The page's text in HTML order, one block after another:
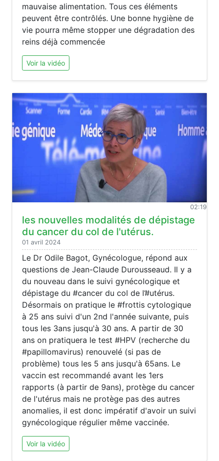
mauvaise alimentation. Tous ces éléments
peuvent être contrôlés. Une bonne hygiène de
vie pourra même stopper une dégradation des
reins déjà commencée
Voir la vidéo
02:19
les nouvelles modalités de dépistage
du cancer du col de l'utérus.
01 avril 2024
Le Dr Odile Bagot, Gynécologue, répond aux
questions de Jean-Claude Durousseaud. Il y a
du nouveau dans le suivi gynécologique et
dépistage du #cancer du col de l’#utérus.
Désormais on pratique le #frottis cytologique
à 25 ans suivi d'un 2nd l'année suivante, puis
tous les 3ans jusqu'à 30 ans. A partir de 30
ans on pratiquera le test #HPV (recherche du
#papillomavirus) renouvelé (si pas de
problème) tous les 5 ans jusqu'à 65ans. Le
vaccin est recommandé avant les 1ers
rapports (à partir de 9ans), protège du cancer
de l'utérus mais ne protège pas des autres
anomalies, il est donc impératif d'avoir un suivi
gynécologique régulier même vaccinée.
Voir la vidéo